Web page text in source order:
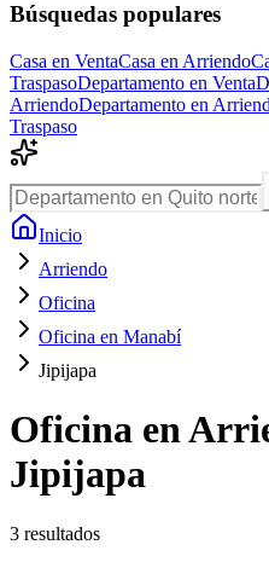
Búsquedas populares
Casa en VentaCasa en Arriendo
TraspasoDepartamento en Venta
ArriendoDepartamento en
Traspaso
Inicio
Arriendo
Oficina
Oficina en Manabí
Jipijapa
Oficina en
Jipijapa
3 resultados